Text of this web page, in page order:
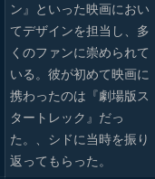
ン』といった映画におい
てデザインを担当し、多
くのファンに崇められて
いる。彼が初めて映画に
携わったのは『劇場版ス
タートレック』だっ
た。、シドに当時を振り
返ってもらった。